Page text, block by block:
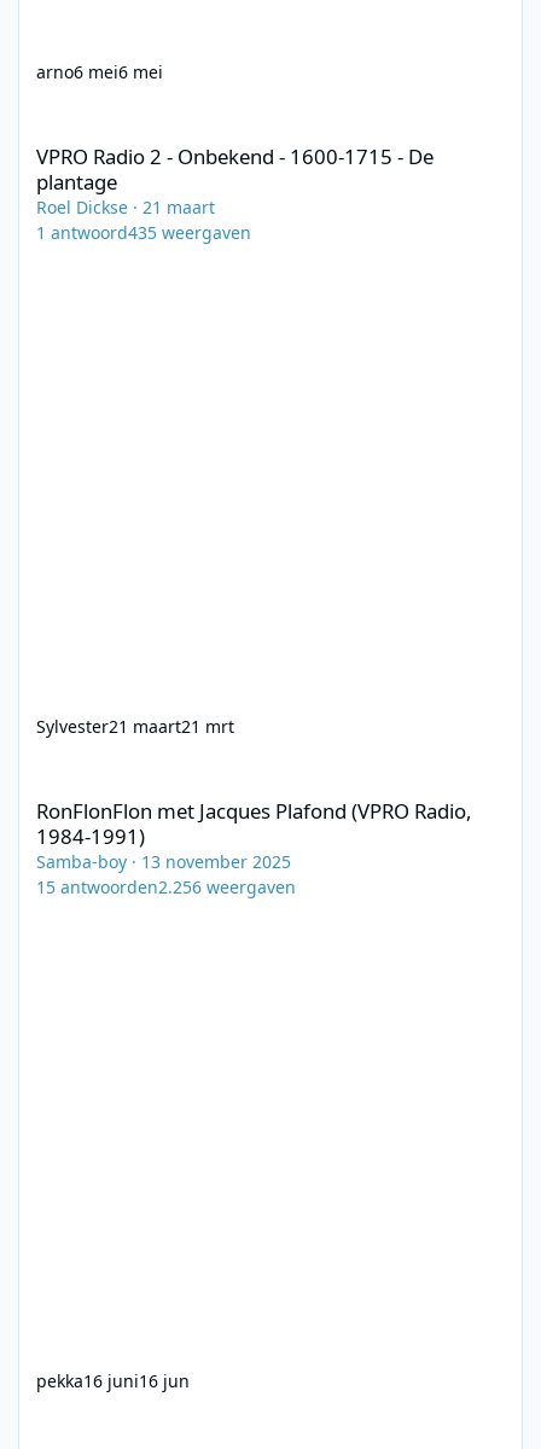
arno6 mei6 mei
VPRO Radio 2 - Onbekend - 1600-1715 - De
plantage
Roel Dickse · 21 maart
1 antwoord435 weergaven
Sylvester21 maart21 mrt
RonFlonFlon met Jacques Plafond (VPRO Radio,
1984-1991)
Samba-boy · 13 november 2025
15 antwoorden2.256 weergaven
pekka16 juni16 jun